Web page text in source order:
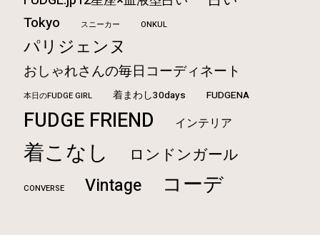
Tokyo スニーカー ONKUL
パリジェンヌ
おしゃれさんの毎日コーディネート
本日のFUDGE GIRL 着まわし30days FUDGENA
FUDGE FRIEND インテリア
着こなし ロンドンガール
CONVERSE Vintage コーデ